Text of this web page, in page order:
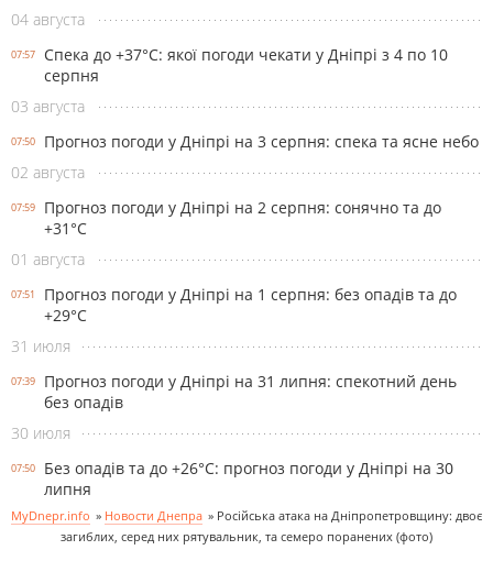
04 августа
07:57
Спека до +37°С: якої погоди чекати у Дніпрі з 4 по 10
серпня
03 августа
07:50
Прогноз погоди у Дніпрі на 3 серпня: спека та ясне небо
02 августа
07:59
Прогноз погоди у Дніпрі на 2 серпня: сонячно та до
+31°С
01 августа
07:51
Прогноз погоди у Дніпрі на 1 серпня: без опадів та до
+29°С
31 июля
07:39
Прогноз погоди у Дніпрі на 31 липня: спекотний день
без опадів
30 июля
07:50
Без опадів та до +26°С: прогноз погоди у Дніпрі на 30
липня
MyDnepr.info » Новости Днепра » Російська атака на Дніпропетровщину: двоє
загиблих, серед них рятувальник, та семеро поранених (фото)